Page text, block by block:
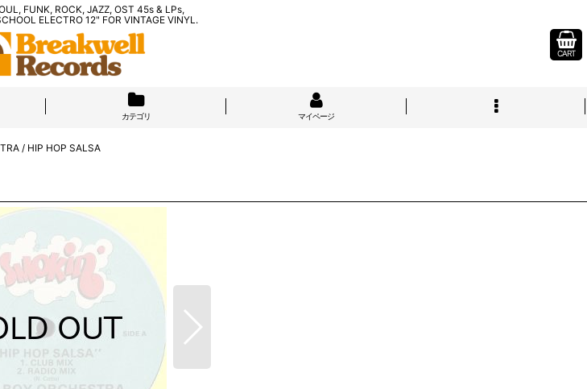
FUNK, ROCK, JAZZ, OST 45s & LPs,
ELECTRO 12" FOR VINTAGE VINYL.
CART
カテゴリ マイページ
/ HIP HOP SALSA